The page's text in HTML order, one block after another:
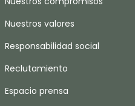
Nuestros valores
Responsabilidad social
Reclutamiento
Espacio prensa